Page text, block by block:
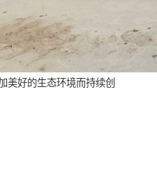
美好的生态环境而持续创